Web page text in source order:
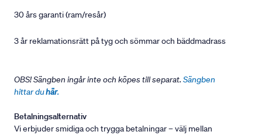
30 års garanti (ram/resår)
3 år reklamationsrätt på tyg och sömmar och bäddmadrass
OBS! Sängben ingår inte och köpes till separat. Sängben
hittar duhär.
Betalningsalternativ
Vi erbjuder smidiga och trygga betalningar – välj mellan